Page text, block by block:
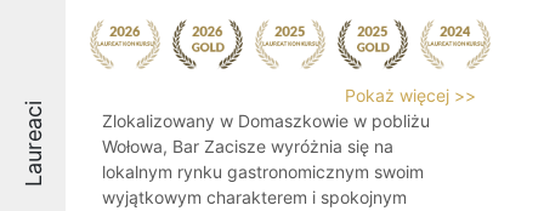
Laureaci
Pokaż więcej >>
Zlokalizowany w Domaszkowie w pobliżu
Wołowa, Bar Zacisze wyróżnia się na
lokalnym rynku gastronomicznym swoim
wyjątkowym charakterem i spokojnym